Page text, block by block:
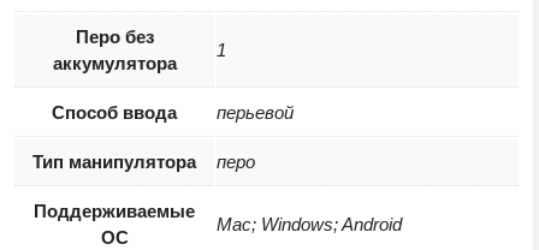
Перо без
аккумулятора
1
Способ ввода перьевой
Тип манипулятора перо
Поддерживаемые
ОС
Mac; Windows; Android